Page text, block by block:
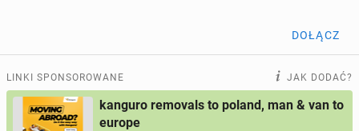
ogłoszenia online
PROFILE KANDYDATÓW 290profili online
DOŁĄCZ
LINKI SPONSOROWANE JAK DODAĆ?
kanguro removals to poland, man & van to
europe